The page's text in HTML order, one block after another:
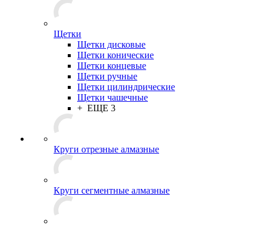
Щетки
Щетки дисковые
Щетки конические
Щетки концевые
Щетки ручные
Щетки цилиндрические
Щетки чашечные
+ ЕЩЕ 3
Круги отрезные алмазные
Круги сегментные алмазные